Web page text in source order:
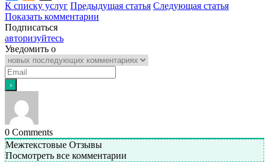
К списку услуг Предыдущая статья Следующая статья
Показать комментарии
Подписаться
авторизуйтесь
Уведомить о
0 Comments
Межтекстовые Отзывы
Посмотреть все комментарии